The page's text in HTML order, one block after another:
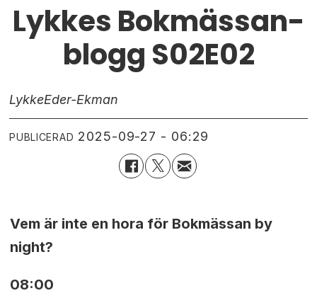
Lykkes Bokmässan-
blogg S02E02
LykkeEder-Ekman
PUBLICERAD 2025-09-27 - 06:29
Vem är inte en hora för Bokmässan by
night?
08:00